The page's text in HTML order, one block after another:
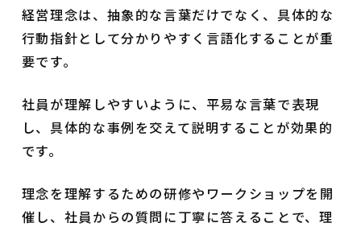
経営理念は、抽象的な言葉だけでなく、具体的な
行動指針として分かりやすく言語化することが重
要です。
社員が理解しやすいように、平易な言葉で表現
し、具体的な事例を交えて説明することが効果的
です。
理念を理解するための研修やワークショップを開
催し、社員からの質問に丁寧に答えることで、理